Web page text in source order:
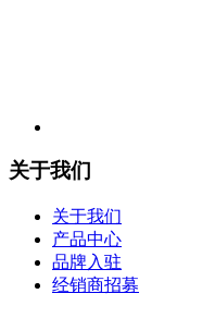
关于我们
关于我们
产品中心
品牌入驻
经销商招募